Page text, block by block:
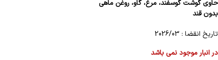
حاوی گوشت گوسفند، مرغ، گاو، روغن ماهی
بدون قند
تاریخ انقضا : 2026/03
در انبار موجود نمی باشد